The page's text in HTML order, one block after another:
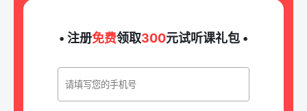
• 注册免费领取300元试听课礼包 •